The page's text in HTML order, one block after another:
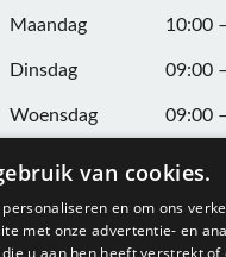
Maandag 10:00
Dinsdag 09:00
Woensdag 09:00
Donderdag 09:00
Vrijdag 09:00
Zaterdag 09:00
van cookies.
en om ons
met onze advertentie- en
u aan hen heeft verstrekt of